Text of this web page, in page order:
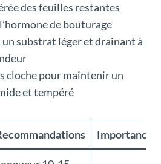
des feuilles restantes
de bouturage
substrat léger et drainant à
cloche pour maintenir un
et tempéré
Importance